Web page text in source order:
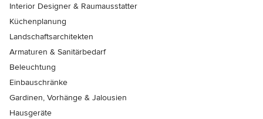
Interior Designer & Raumausstatter
Küchenplanung
Landschaftsarchitekten
Armaturen & Sanitärbedarf
Beleuchtung
Einbauschränke
Gardinen, Vorhänge & Jalousien
Hausgeräte